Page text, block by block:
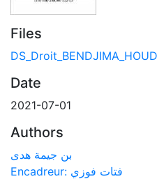
Files
Date
2021-07-01
Authors
بن جيمة هدى
Encadreur: فتات فوزي